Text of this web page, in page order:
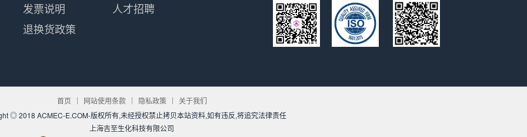
发票说明
退换货政策
人才招聘
首页 网站使用条款 隐私政策
关于我们
◎ 2018 ACMEC-E.COM-版权所有,未经授权禁止拷贝本站资料,如有违反,将追究法律责任
上海吉至生化科技有限公司